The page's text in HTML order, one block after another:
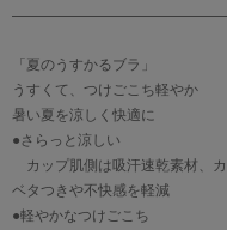
「夏のうすかるブラ」
うすくて、つけごこち軽やか
暑い夏を涼しく快適に
●さらっと涼しい
カップ肌側は吸汗速乾素材、
ベタつきや不快感を軽減
●軽やかなつけごこち